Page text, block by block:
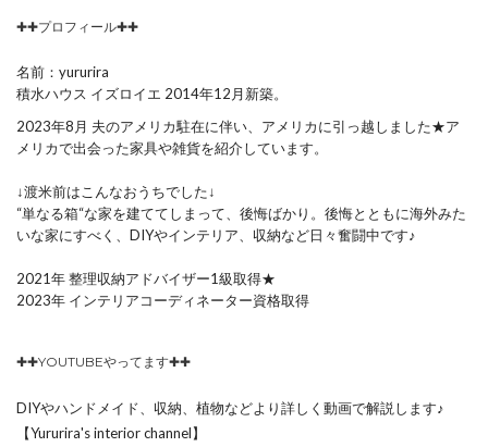
✚✚プロフィール✚✚
名前：yururira
積水ハウス イズロイエ 2014年12月新築。
2023年8月 夫のアメリカ駐在に伴い、アメリカに引っ越しました★ア
メリカで出会った家具や雑貨を紹介しています。
↓渡米前はこんなおうちでした↓
“単なる箱“な家を建ててしまって、後悔ばかり。後悔とともに海外みた
いな家にすべく、DIYやインテリア、収納など日々奮闘中です♪
2021年 整理収納アドバイザー1級取得★
2023年 インテリアコーディネーター資格取得
✚✚YOUTUBEやってます✚✚
DIYやハンドメイド、収納、植物などより詳しく動画で解説します♪
【Yururira's interior channel】